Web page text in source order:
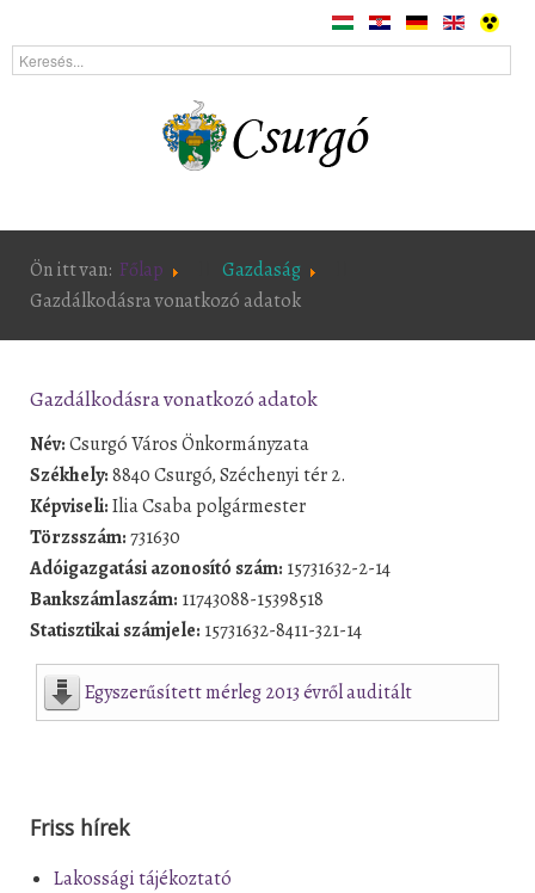
Ön itt van: Főlap
Gazdaság
Gazdálkodásra vonatkozó adatok
Gazdálkodásra vonatkozó adatok
Név:Csurgó Város Önkormányzata
Székhely:8840 Csurgó, Széchenyi tér 2.
Képviseli:Ilia Csaba polgármester
Törzsszám:731630
Adóigazgatási azonosító szám: 15731632-2-14
Bankszámlaszám: 11743088-15398518
Statisztikai számjele: 15731632-8411-321-14
Egyszerűsített mérleg 2013 évről auditált
Friss hírek
Lakossági tájékoztató